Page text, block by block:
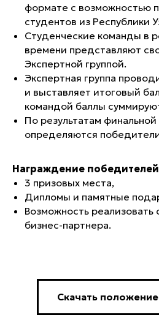
формате с возможностью
студентов из Республики
Студенческие команды в
времени представляют
Экспертной группой.
Экспертная группа
и выставляет итоговый
командой баллы
По результатам
определяются
Награждение победителей
3 призовых места,
Дипломы и памятные
Возможность реализовать
бизнес-партнера.
Cкачать